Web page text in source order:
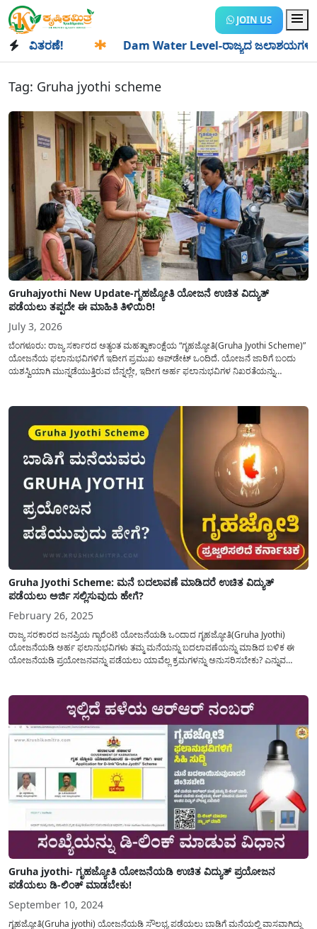
JOIN US
ವಿತರಣೆ! Dam Water Level-ರಾಜ್ಯದ ಜಲಾಶಯಗಳಿಗೆ ಒಂದೇ
Tag: Gruha jyothi scheme
Gruhajyothi New Update-ಗೃಹಜ್ಯೋತಿ ಯೋಜನೆ ಉಚಿತ ವಿದ್ಯುತ್
ಪಡೆಯಲು ತಪ್ಪದೇ ಈ ಮಾಹಿತಿ ತಿಳಿಯಿರಿ!
July 3, 2026
ಬೆಂಗಳೂರು: ರಾಜ್ಯ ಸರ್ಕಾರದ ಅತ್ಯಂತ ಮಹತ್ವಾಕಾಂಕ್ಷೆಯ “ಗೃಹಜ್ಯೋತಿ(Gruha Jyothi Scheme)”
ಯೋಜನೆಯ ಫಲಾನುಭವಿಗಳಿಗೆ ಇದೀಗ ಪ್ರಮುಖ ಅಪ್‌ಡೇಟ್ ಒಂದಿದೆ. ಯೋಜನೆ ಜಾರಿಗೆ ಬಂದು
ಯಶಸ್ವಿಯಾಗಿ ಮುನ್ನಡೆಯುತ್ತಿರುವ ಬೆನ್ನಲ್ಲೇ, ಇದೀಗ ಅರ್ಹ ಫಲಾನುಭವಿಗಳ ನಿಖರತೆಯನ್ನು
Gruha Jyothi Scheme: ಮನೆ ಬದಲಾವಣೆ ಮಾಡಿದರೆ ಉಚಿತ ವಿದ್ಯುತ್
ಪಡೆಯಲು ಅರ್ಜಿ ಸಲ್ಲಿಸುವುದು ಹೇಗೆ?
February 26, 2025
ರಾಜ್ಯ ಸರಕಾರದ ಜನಪ್ರಿಯ ಗ್ಯಾರೆಂಟಿ ಯೋಜನೆಯಡಿ ಒಂದಾದ ಗೃಹಜ್ಯೋತಿ(Gruha Jyothi)
ಯೋಜನೆಯಡಿ ಅರ್ಹ ಫಲಾನುಭವಿಗಳು ತಮ್ಮ ಮನೆಯನ್ನು ಬದಲಾವಣೆಯನ್ನು ಮಾಡಿದ ಬಳಿಕ ಈ
ಯೋಜನೆಯಡಿ ಪ್ರಯೋಜನವನ್ನು ಪಡೆಯಲು ಯಾವೆಲ್ಲ ಕ್ರಮಗಳನ್ನು ಅನುಸರಿಸಬೇಕು? ಎನ್ನುವ
Gruha jyothi- ಗೃಹಜ್ಯೋತಿ ಯೋಜನೆಯಡಿ ಉಚಿತ ವಿದ್ಯುತ್ ಪ್ರಯೋಜನ
ಪಡೆಯಲು ಡಿ-ಲಿಂಕ್ ಮಾಡಬೇಕು!
September 10, 2024
ಗೃಹಜ್ಯೋತಿ(Gruha jyothi) ಯೋಜನೆಯಡಿ ಸೌಲಭ್ಯ ಪಡೆಯಲು ಬಾಡಿಗೆ ಮನೆಯಲ್ಲಿ ವಾಸವಾಗಿದ್ದು